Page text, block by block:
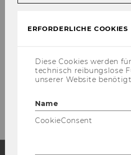
grams/bachelors-​
economics/over­view/
WiRe:
https://
che­lor/wirt­schafts­recht/
https://
ERFORDERLICHE COOKIES
Diese Cookies werden
technisch reibungslose
unserer Website
Name
CookieConsent